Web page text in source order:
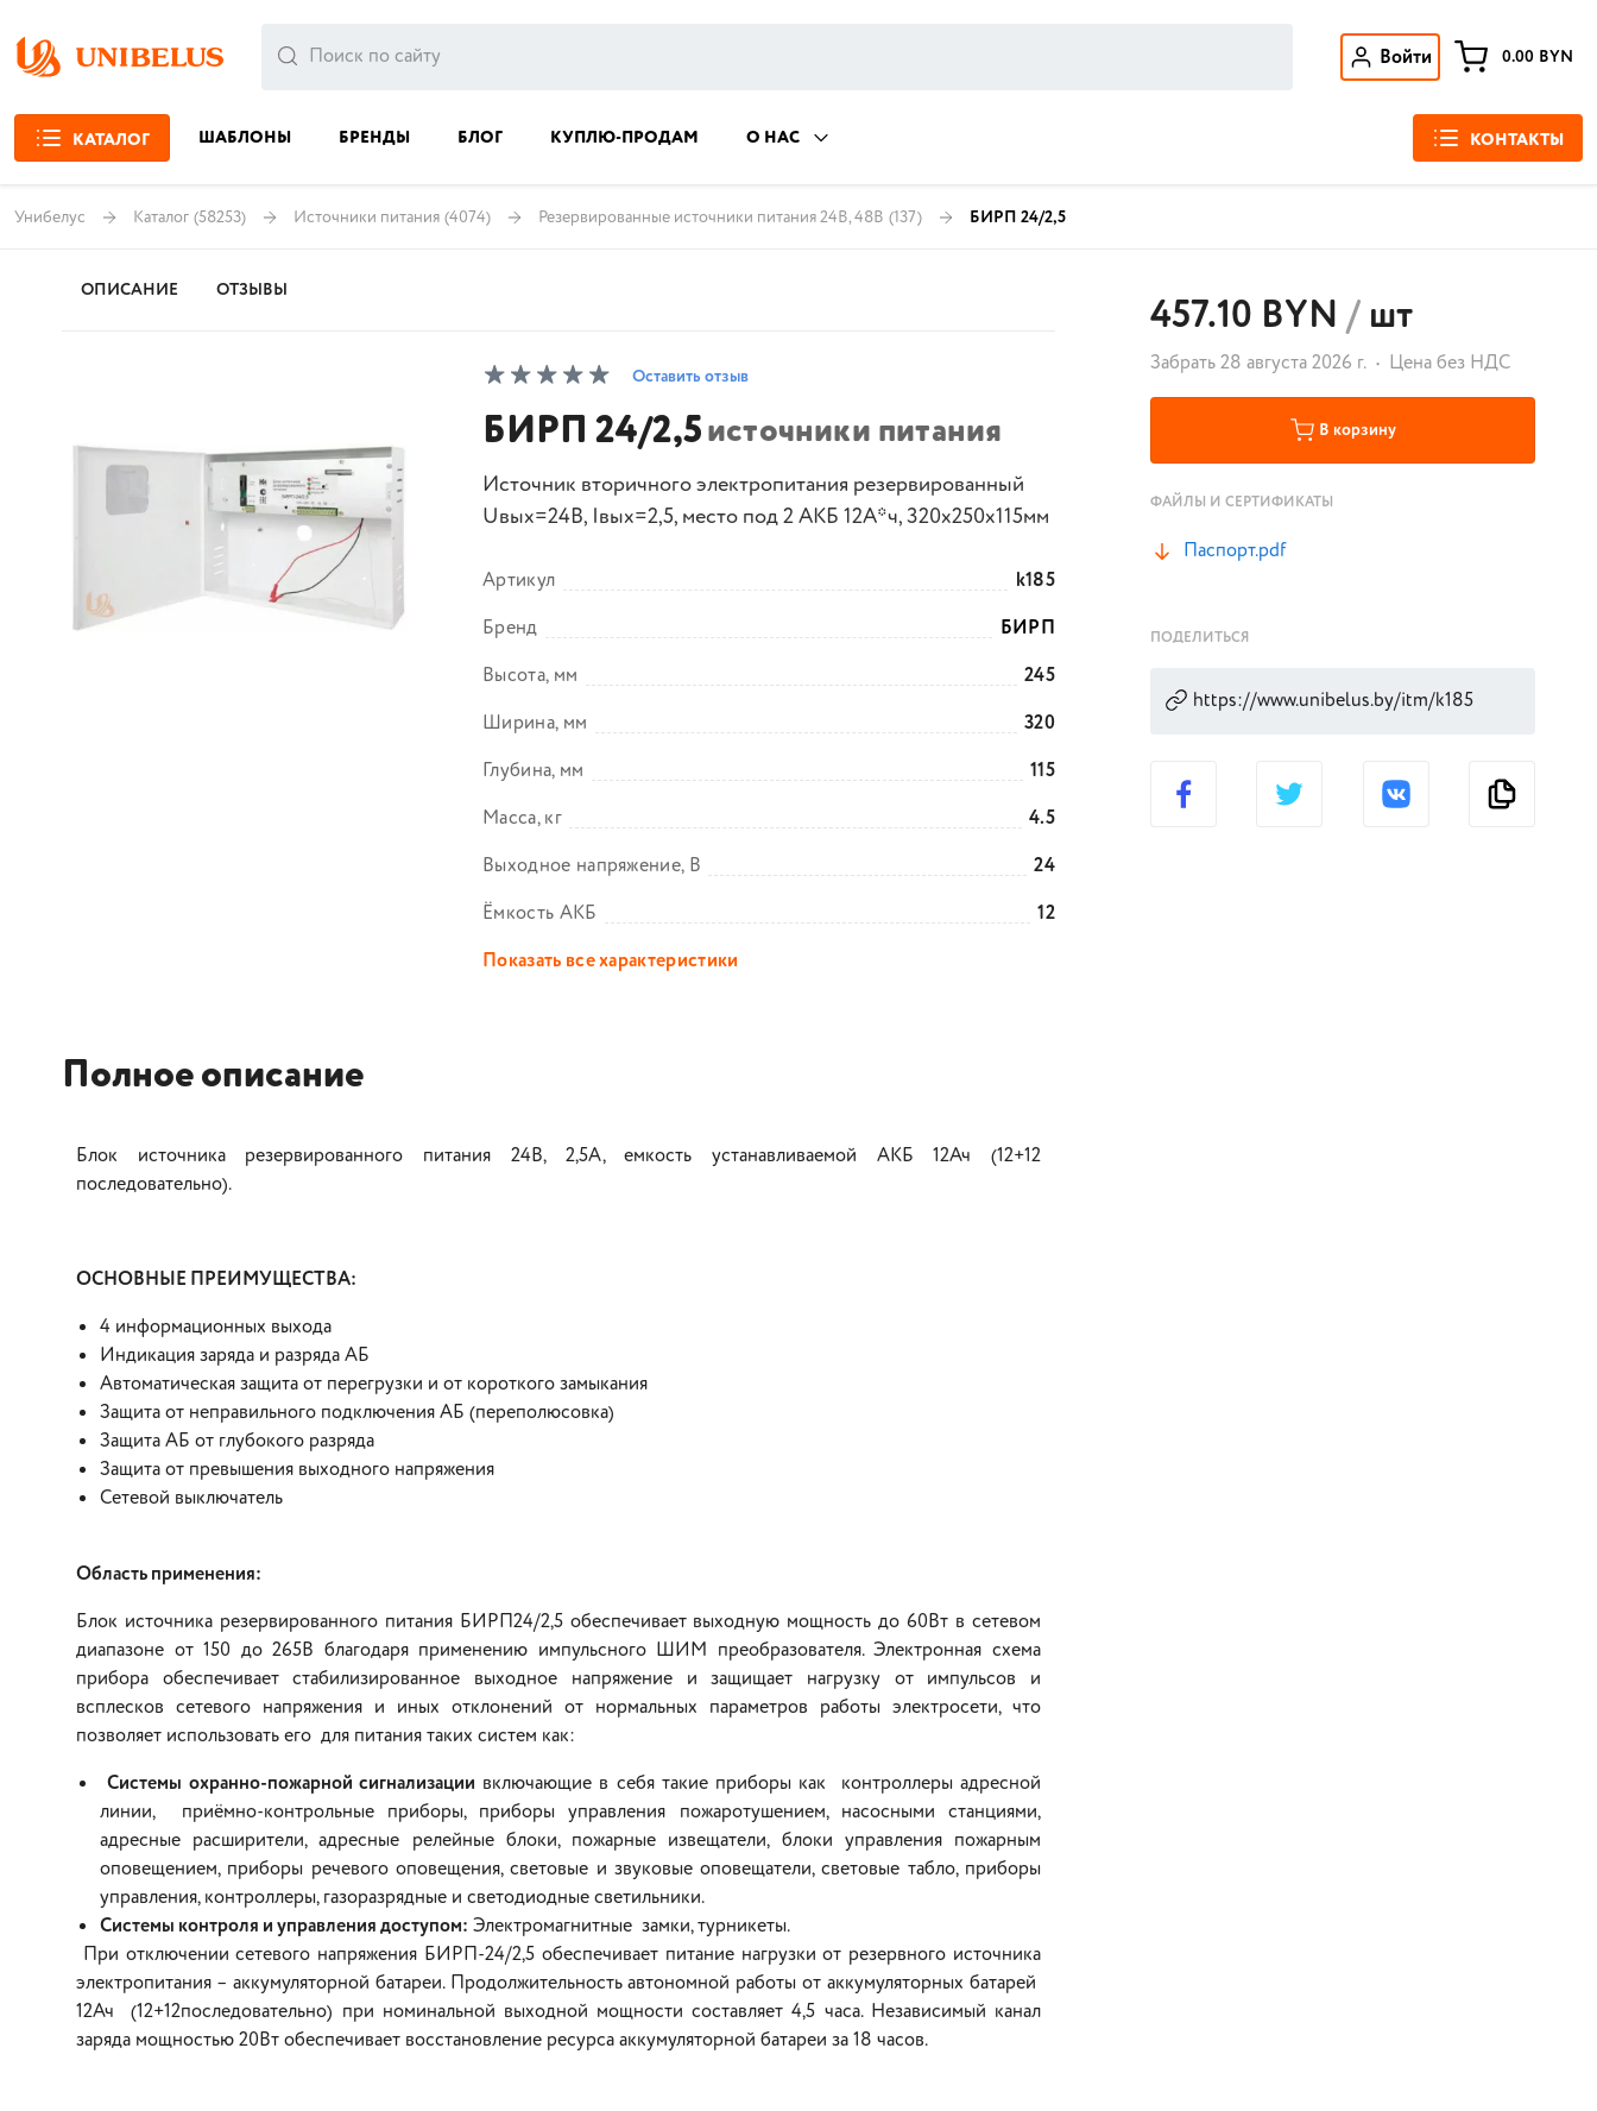
Войти 0.00 BYN
КАТАЛОГ ШАБЛОНЫ БРЕНДЫ БЛОГ КУПЛЮ-ПРОДАМ О НАС КОНТАКТЫ
Унибелус Каталог (58253) Источники питания (4074) Резервированные источники питания 24В, 48В (137) БИРП 24/2,5
ОПИСАНИЕ ОТЗЫВЫ
Оставить отзыв
БИРП 24/2,5источники питания
Источник вторичного электропитания резервированный
Uвых=24В, Iвых=2,5, место под 2 АКБ 12А*ч, 320х250х115мм
Артикул
k185
Бренд
БИРП
Высота, мм
245
Ширина, мм
320
Глубина, мм
115
Масса, кг
4.5
Выходное напряжение, В
24
Ёмкость АКБ
12
Показать все характеристики
Полное описание
Блок источника резервированного питания 24В, 2,5А, емкость устанавливаемой АКБ 12Ач (12+12
последовательно).
ОСНОВНЫЕ ПРЕИМУЩЕСТВА:
4 информационных выхода
Индикация заряда и разряда АБ
Автоматическая защита от перегрузки и от короткого замыкания
Защита от неправильного подключения АБ (переполюсовка)
Защита АБ от глубокого разряда
Защита от превышения выходного напряжения
Сетевой выключатель
Область применения:
Блок источника резервированного питания БИРП24/2,5 обеспечивает выходную мощность до 60Вт в сетевом
диапазоне от 150 до 265В благодаря применению импульсного ШИМ преобразователя. Электронная схема
прибора обеспечивает стабилизированное выходное напряжение и защищает нагрузку от импульсов и
всплесков сетевого напряжения и иных отклонений от нормальных параметров работы электросети, что
позволяет использовать его для питания таких систем как:
Системы охранно-пожарной сигнализации включающие в себя такие приборы как контроллеры адресной
линии, приёмно-контрольные приборы, приборы управления пожаротушением, насосными станциями,
адресные расширители, адресные релейные блоки, пожарные извещатели, блоки управления пожарным
оповещением, приборы речевого оповещения, световые и звуковые оповещатели, световые табло, приборы
управления, контроллеры, газоразрядные и светодиодные светильники.
Системы контроля и управления доступом: Электромагнитные замки, турникеты.
При отключении сетевого напряжения БИРП-24/2,5 обеспечивает питание нагрузки от резервного источника
электропитания – аккумуляторной батареи. Продолжительность автономной работы от аккумуляторных батарей
12Ач (12+12последовательно) при номинальной выходной мощности составляет 4,5 часа. Независимый канал
заряда мощностью 20Вт обеспечивает восстановление ресурса аккумуляторной батареи за 18 часов.
457.10 BYN/шт
Забрать 28 августа 2026 г. Цена без НДС
В корзину
ФАЙЛЫ И СЕРТИФИКАТЫ
Паспорт.pdf
ПОДЕЛИТЬСЯ